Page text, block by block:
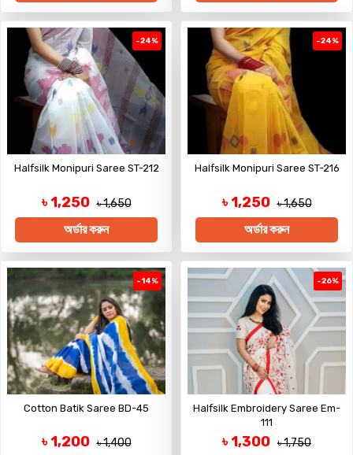
-24%
Halfsilk Monipuri Saree ST-212
৳ 1,250 ৳ 1,650
অর্ডার করুন
-24%
Halfsilk Monipuri Saree ST-216
৳ 1,250 ৳ 1,650
অর্ডার করুন
-14%
Cotton Batik Saree BD-45
৳ 1,200 ৳ 1,400
-26%
Halfsilk Embroidery Saree Em-
111
৳ 1,300 ৳ 1,750